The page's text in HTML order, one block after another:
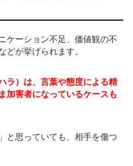
ケーション不足、価値観の不
どが挙げられます。
ラ）は、言葉や態度による精
加害者になっているケースも
と思っていても、相手を傷つ